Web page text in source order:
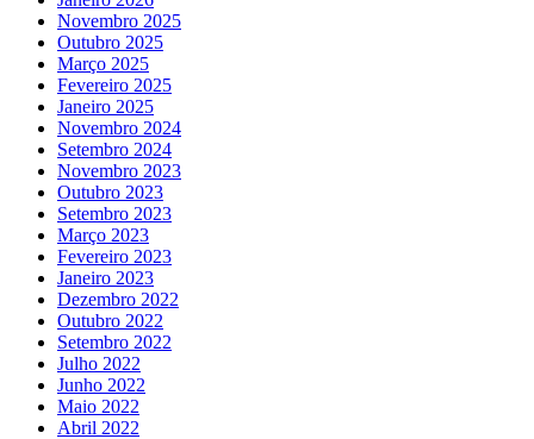
Novembro 2025
Outubro 2025
Março 2025
Fevereiro 2025
Janeiro 2025
Novembro 2024
Setembro 2024
Novembro 2023
Outubro 2023
Setembro 2023
Março 2023
Fevereiro 2023
Janeiro 2023
Dezembro 2022
Outubro 2022
Setembro 2022
Julho 2022
Junho 2022
Maio 2022
Abril 2022